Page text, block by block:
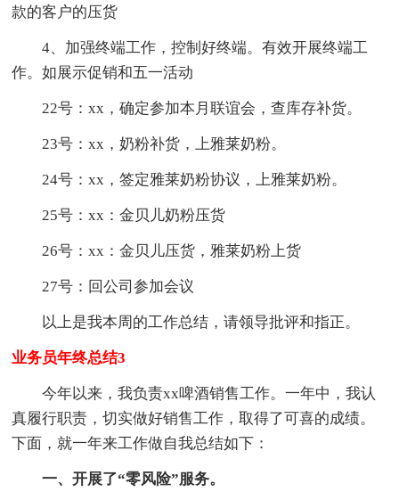
款的客户的压货
4、加强终端工作，控制好终端。有效开展终端工
作。如展示促销和五一活动
22号：xx，确定参加本月联谊会，查库存补货。
23号：xx，奶粉补货，上雅莱奶粉。
24号：xx，签定雅莱奶粉协议，上雅莱奶粉。
25号：xx：金贝儿奶粉压货
26号：xx：金贝儿压货，雅莱奶粉上货
27号：回公司参加会议
以上是我本周的工作总结，请领导批评和指正。
业务员年终总结3
今年以来，我负责xx啤酒销售工作。一年中，我认
真履行职责，切实做好销售工作，取得了可喜的成绩。
下面，就一年来工作做自我总结如下：
一、开展了“零风险”服务。